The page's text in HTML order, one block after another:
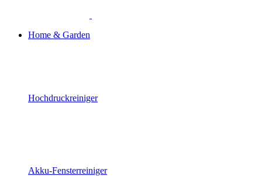
Home & Garden
Hochdruckreiniger
Akku-Fensterreiniger